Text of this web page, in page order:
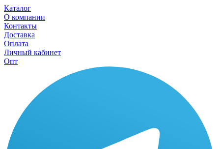
Каталог
О компании
Контакты
Доставка
Оплата
Личный кабинет
Опт